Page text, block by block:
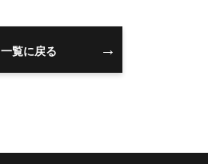
スタッフ情報
スタッフ紹介
ム
一覧に戻る